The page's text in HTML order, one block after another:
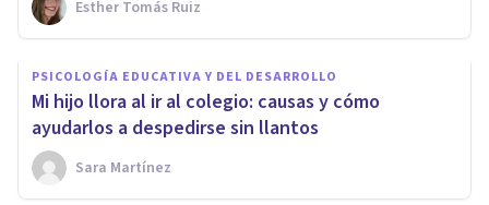
Esther Tomás Ruiz
PSICOLOGÍA EDUCATIVA Y DEL DESARROLLO
Mi hijo llora al ir al colegio: causas y cómo
ayudarlos a despedirse sin llantos
Sara Martínez